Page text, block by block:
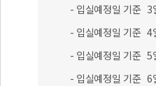
- 입실예정일 기준
- 입실예정일 기준
- 입실예정일 기준
- 입실예정일 기준